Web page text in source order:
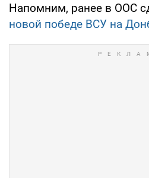
Напомним, ранее в ООС
новой победе ВСУ на